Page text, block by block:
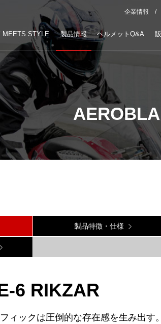
企業情報
MEETS STYLE 製品情報 ヘルメットQ&A
製品特徴・仕様
6 RIKZAR
ィックは圧倒的な存在感を生み出す。